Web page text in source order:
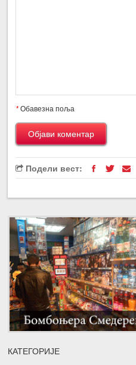
*Обавезна поља
Подели вест:
КАТЕГОРИЈЕ